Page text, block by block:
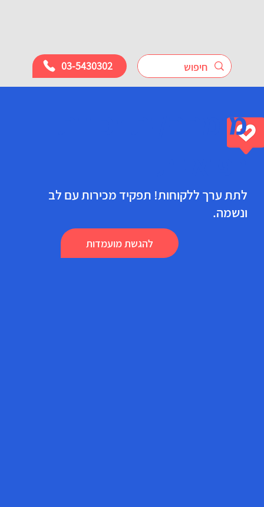
03-5430302
מומחה/ית זכויות
רפואיות
לתת ערך ללקוחות! תפקיד מכירות עם לב
ונשמה.
להגשת מועמדות